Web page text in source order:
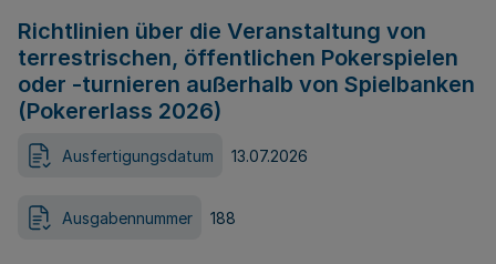
Richtlinien über die Veranstaltung von
terrestrischen, öffentlichen Pokerspielen
oder -turnieren außerhalb von Spielbanken
(Pokererlass 2026)
Ausfertigungsdatum 13.07.2026
Ausgabennummer 188